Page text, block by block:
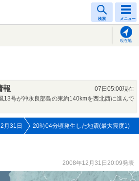
検索 メニュー
現在地
報
07日05:00現在
13号が沖永良部島の東約140kmを西北西に進んで
月31日 20時04分頃発生した地震(最大震度1)
2008年12月31日20:09発表